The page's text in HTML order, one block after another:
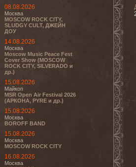
08.08.2026
Москва
MOSCOW ROCK CITY,
SLUDGY CULT, ДЖЕЙН
ДОУ
14.08.2026
Москва
Moscow Music Peace Fest
Cover Show (MOSCOW
ROCK CITY, SILVERADO и
др.)
15.08.2026
Майкоп
MSR Open Air Festival 2026
(АРКОНА, PYRE и др.)
15.08.2026
Москва
BOROFF BAND
15.08.2026
Москва
MOSCOW ROCK CITY
16.08.2026
Москва